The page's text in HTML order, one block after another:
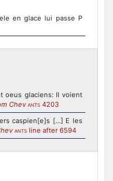
en glace lui passe P
oeus glaciens: Il voient
Chev ANTS 4203
caspien[e]s [...] E les
ANTS line after 6594